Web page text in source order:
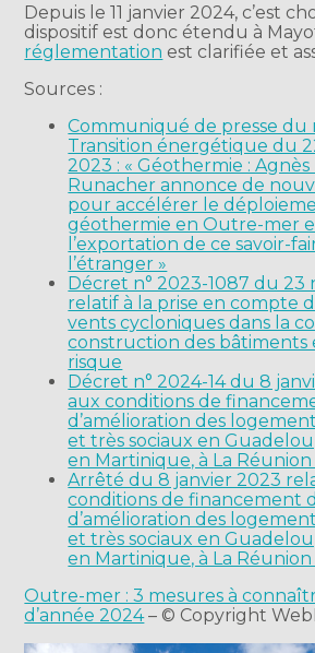
Depuis le 11 janvier 2024, c’est
dispositif est donc étendu à
réglementation est clarifiée et
Sources :
Communiqué de presse du
Transition énergétique du
2023 : « Géothermie :
Runacher annonce de
pour accélérer le
géothermie en Outre-mer
l’exportation de ce savoir-
l’étranger »
Décret n° 2023-1087 du 23
relatif à la prise en compte
vents cycloniques dans la
construction des bâtiments
risque
Décret n° 2024-14 du 8
aux conditions de
d’amélioration des
et très sociaux en
en Martinique, à La
Arrêté du 8 janvier 2023
conditions de financement
d’amélioration des
et très sociaux en
en Martinique, à La
Outre-mer : 3 mesures à
d’année 2024– © Copyright